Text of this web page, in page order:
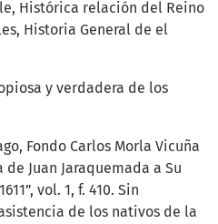
Histórica relación del Reino
Historia General de el
y verdadera de los
Fondo Carlos Morla Vicuña
de Juan Jaraquemada a Su
vol. 1, f. 410. Sin
de los nativos de la